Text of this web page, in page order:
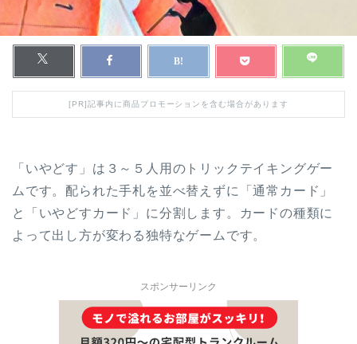
[PR]記事内に商品プロモーションを含む場合があります
「いやどす」は３～５人用のトリックテイキングゲー
ムです。配られた手札を並べ替えずに「通常カード」
と「いやどすカード」に分割します。カードの種類に
よって出し方が変わる独特なゲームです。
スポンサーリンク